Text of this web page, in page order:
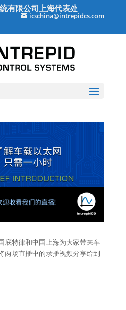
有限公司上海代表处
icschina@intrepidcs.com
底特律和中国上海为大家带来车
两场直播中的录播视频分享给到